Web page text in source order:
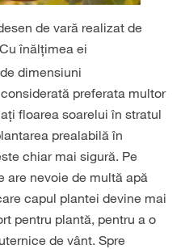
de vară realizat de
înălțimea ei
dimensiuni
preferata multor
floarea soarelui în stratul
prealabilă în
chiar mai sigură. Pe
are nevoie de multă apă
capul plantei devine mai
pentru plantă, pentru a o
de vânt. Spre